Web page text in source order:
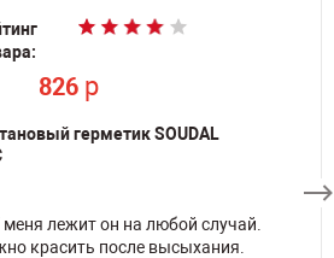
826 p
герметик SOUDAL
лежит он на любой случай.
красить после высыхания.
826 p
826 p
826 p
826 p
826 p